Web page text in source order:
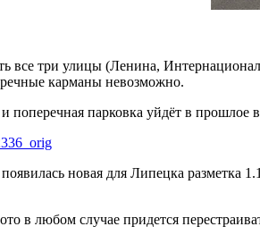
все три улицы (Ленина,
карманы невозможно.
поперечная парковка уйдёт в
новая для Липецка разметка
в любом случае придется